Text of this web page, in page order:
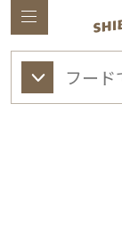
東急
ワイ